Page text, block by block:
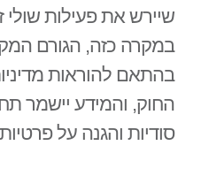
שיירש את פעילות שולי
במקרה כזה, הגורם
בהתאם להוראות
החוק, והמידע יישמר
סודיות והגנה על